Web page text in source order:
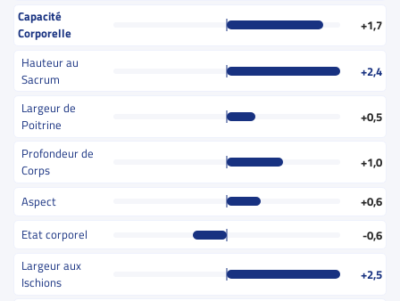
Capacité
Corporelle
+1,7
Hauteur au
Sacrum
+2,4
Largeur de
Poitrine
+0,5
Profondeur de
Corps
+1,0
Aspect
+0,6
Etat corporel
-0,6
Largeur aux
Ischions
+2,5